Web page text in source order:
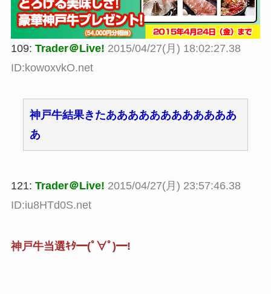
109: Trader＠Live! 2015/04/27(月) 18:02:27.38
ID:kowoxvkO.net
神戸牛結果きたああああああああああああ
あ
121: Trader＠Live! 2015/04/27(月) 23:57:46.38
ID:iu8HTd0S.net
神戸牛当選ｷﾀ━(ﾟ∀ﾟ)━!